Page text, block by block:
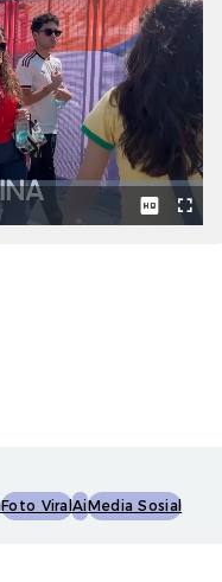
Foto ViralAiMedia Sosial